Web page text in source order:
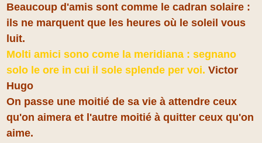
Beaucoup d'amis sont comme le cadran solaire :
ils ne marquent que les heures où le soleil vous
luit.
Molti amici sono come la meridiana : segnano
solo le ore in cui il sole splende per voi. Victor
Hugo
On passe une moitié de sa vie à attendre ceux
qu'on aimera et l'autre moitié à quitter ceux qu'on
aime.